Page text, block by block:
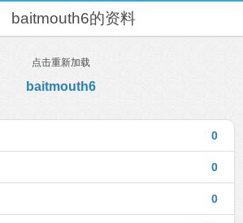
baitmouth6的资料
点击重新加载
baitmouth6
0
0
0